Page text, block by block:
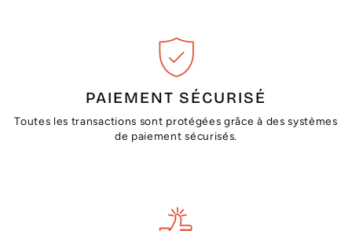
PAIEMENT SÉCURISÉ
Toutes les transactions sont protégées grâce à des systèmes
de paiement sécurisés.